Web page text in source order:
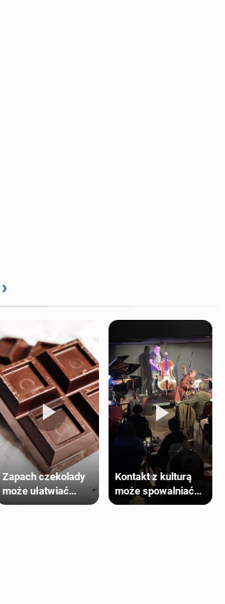
›
Zapach czekolady
może ułatwiać
trening siłowy
Kontakt z kulturą
może spowalniać
starzenie